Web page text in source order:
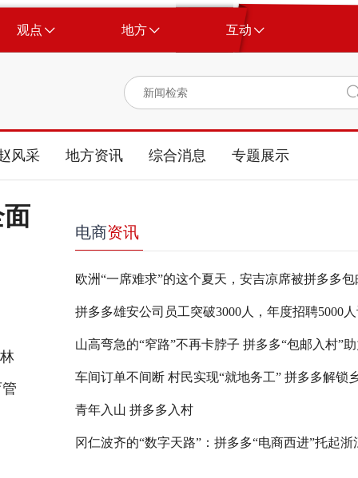
观点 地方 互动
风采 地方资讯 综合消息 专题展示
电商资讯
青年入山 拼多多入村